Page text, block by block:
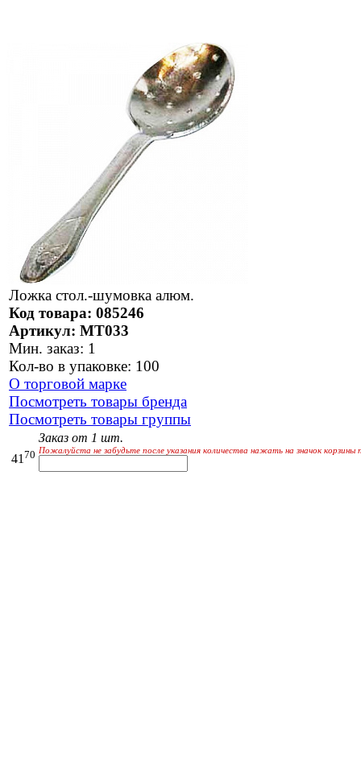
Ложка стол.-шумовка алюм.
Код товара: 085246
Артикул: МТ033
Мин. заказ: 1
Кол-во в упаковке: 100
О торговой марке
Посмотреть товары бренда
Посмотреть товары группы
41 70
Заказ от 1 шт.
Пожалуйста не забудьте после указания количества нажать на значок корзины